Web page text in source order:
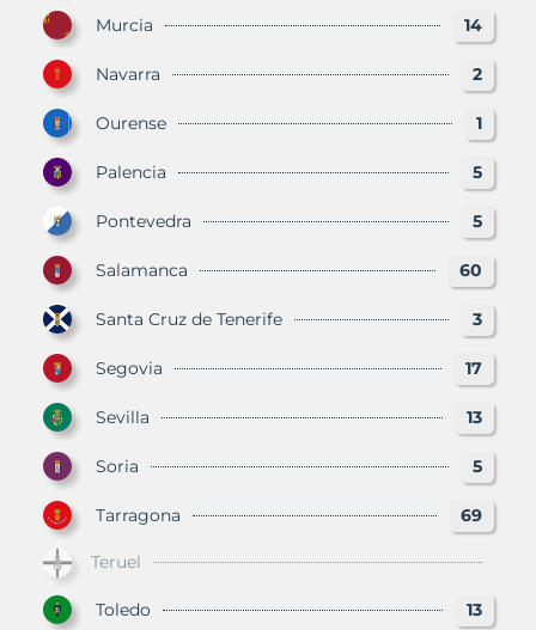
Murcia 14
Navarra 2
Ourense 1
Palencia 5
Pontevedra 5
Salamanca 60
Santa Cruz de Tenerife 3
Segovia 17
Sevilla 13
Soria 5
Tarragona 69
Teruel
Toledo 13